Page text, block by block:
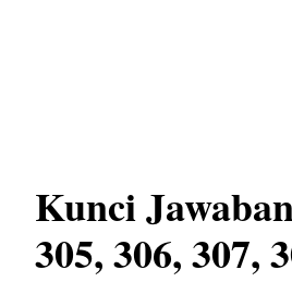
Kunci
305, 306, 307,